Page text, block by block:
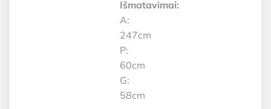
Išmatavimai:
A:
247cm
P:
60cm
G:
58cm